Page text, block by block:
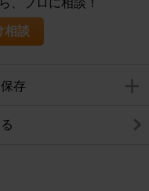
相談
存